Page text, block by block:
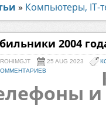
» Компьютеры, IT-
2004
25 AUG 2023
и